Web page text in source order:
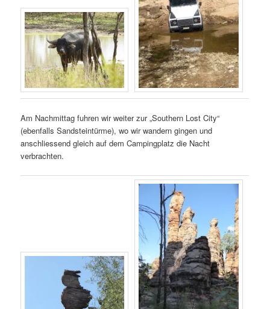
Am Nachmittag fuhren wir weiter zur „Southern Lost City“
(ebenfalls Sandsteintürme), wo wir wandern gingen und
anschliessend gleich auf dem Campingplatz die Nacht
verbrachten.